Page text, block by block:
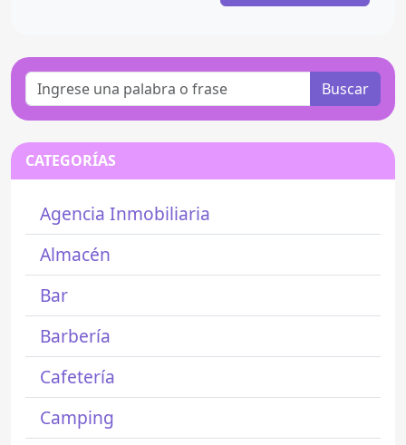
Buscar
CATEGORÍAS
Agencia Inmobiliaria
Almacén
Bar
Barbería
Cafetería
Camping